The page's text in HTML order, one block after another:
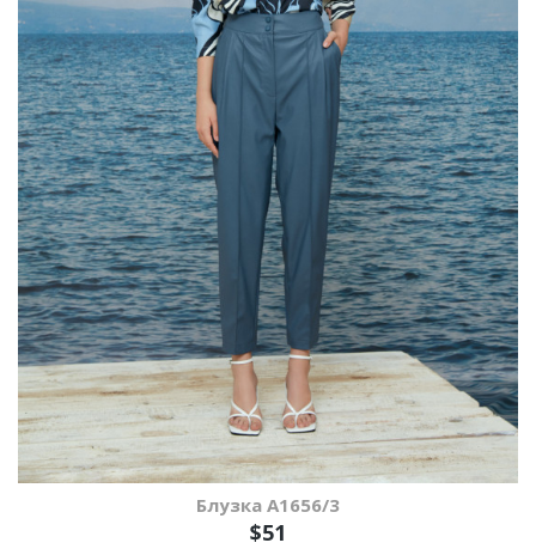
Блузка A1656/3
$51